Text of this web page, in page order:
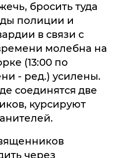
бросить туда
полиции и
в связи с
молебна на
(13:00 по
- ред.) усилены.
соединятся две
курсируют